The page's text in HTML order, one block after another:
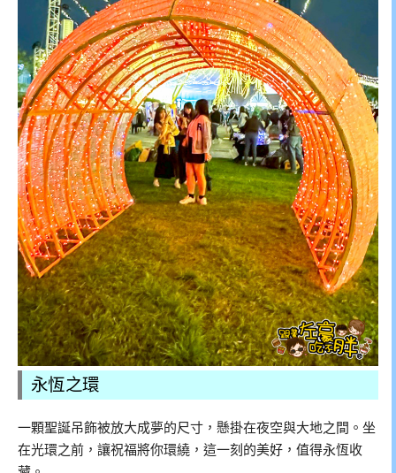
永恆之環
一顆聖誕吊飾被放大成夢的尺寸，懸掛在夜空與大地之間。坐
在光環之前，讓祝福將你環繞，這一刻的美好，值得永恆收